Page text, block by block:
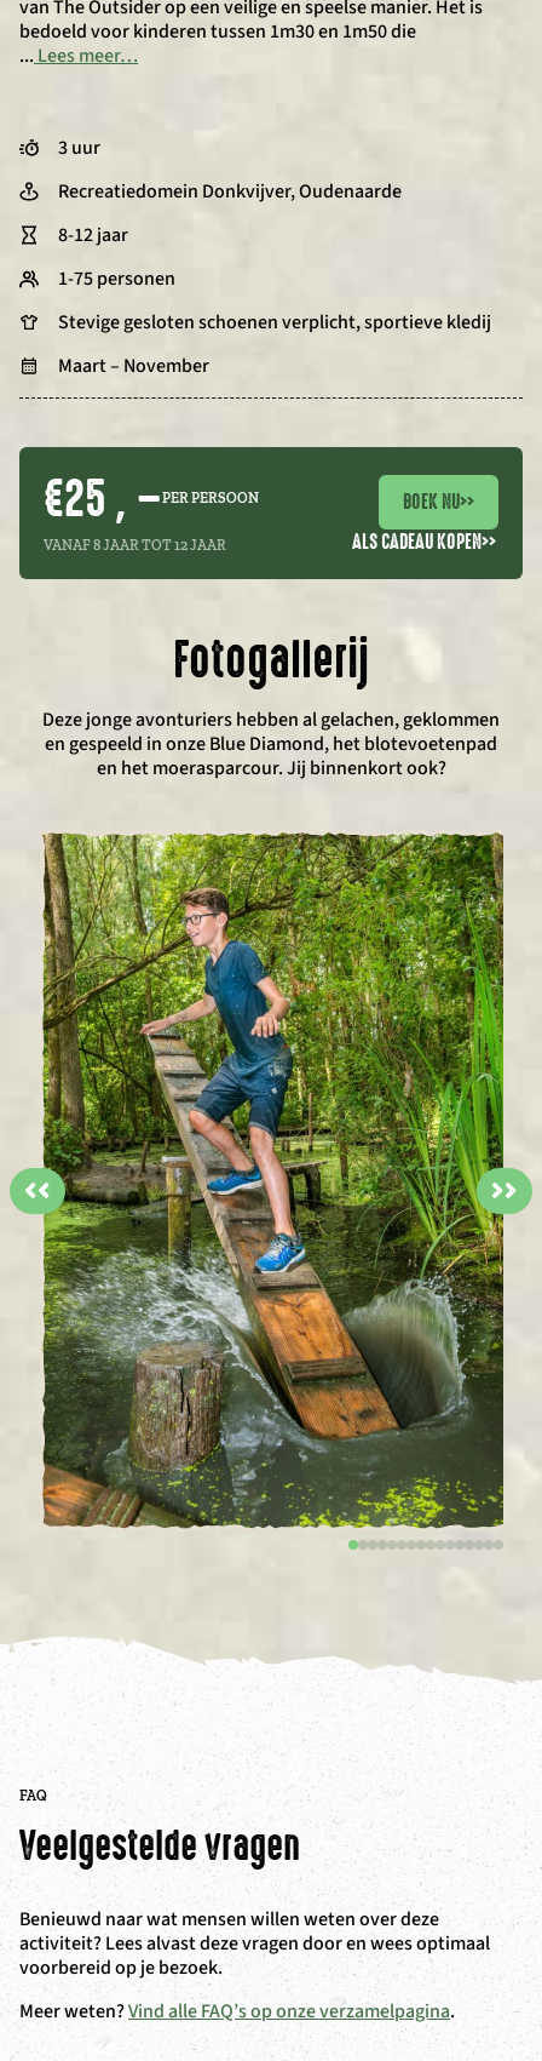
van The Outsider op een veilige en speelse manier. Het is
bedoeld voor kinderen tussen 1m30 en 1m50 die
... Lees meer…
3 uur
Recreatiedomein Donkvijver, Oudenaarde
8-12 jaar
1-75 personen
Stevige gesloten schoenen verplicht, sportieve kledij
Maart – November
€25 , –PER PERSOON
VANAF 8 JAAR TOT 12 JAAR
BOEK NU>>
ALS CADEAU KOPEN>>
Fotogallerij
Deze jonge avonturiers hebben al gelachen, geklommen
en gespeeld in onze Blue Diamond, het blotevoetenpad
en het moerasparcour. Jij binnenkort ook?
<< >>
FAQ
Veelgestelde vragen
Benieuwd naar wat mensen willen weten over deze
activiteit? Lees alvast deze vragen door en wees optimaal
voorbereid op je bezoek.
Meer weten?Vind alle FAQ’s op onze verzamelpagina.